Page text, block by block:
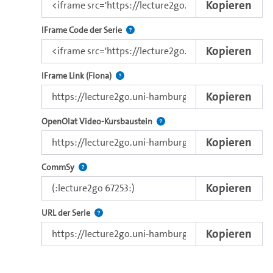
Kopieren
IFrame Code der Serie Nutzen Sie diesen Code, um das
Kopieren
IFrame Link (Fiona) Direkter IFrame-Link zur Weitergabe an
Kopieren
OpenOlat Video-Kursbaustein Verwenden Sie diesen Link,
Kopieren
CommSy Nutzen Sie diesen Code, um das Video in CommSy
Kopieren
URL der Serie Der Link zur Serie.
Kopieren